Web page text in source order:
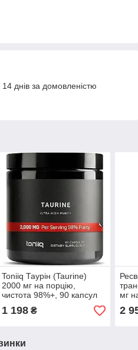
днів за домовленістю
Toniiq Таурін (Taurine)
2000 мг на порцію,
чистота 98%+, 90 капсул
1 198₴
мг
2